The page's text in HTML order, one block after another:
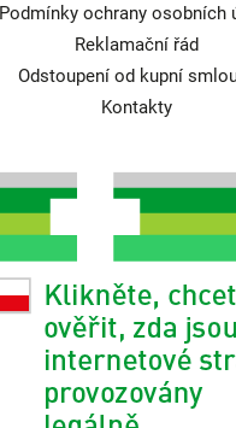
Podmínky ochrany osobních
Reklamační řád
Odstoupení od kupní
Kontakty